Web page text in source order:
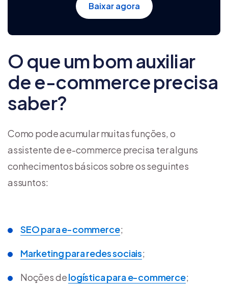
Baixar agora
O que um bom auxiliar
de e-commerce precisa
saber?
Como pode acumular muitas funções, o
assistente de e-commerce precisa ter alguns
conhecimentos básicos sobre os seguintes
assuntos:
SEO para e-commerce;
Marketing para redes sociais;
Noções delogística para e-commerce;